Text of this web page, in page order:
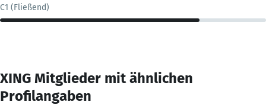
C1 (Fließend)
XING Mitglieder mit ähnlichen
Profilangaben